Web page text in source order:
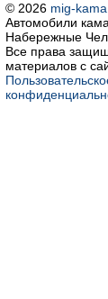
© 2026 mig-
Автомобили
Набережные
Все права
материалов с